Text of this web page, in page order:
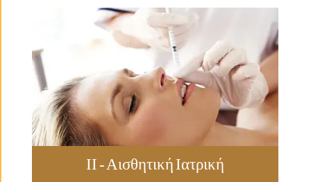
II - Αισθητική Ιατρική